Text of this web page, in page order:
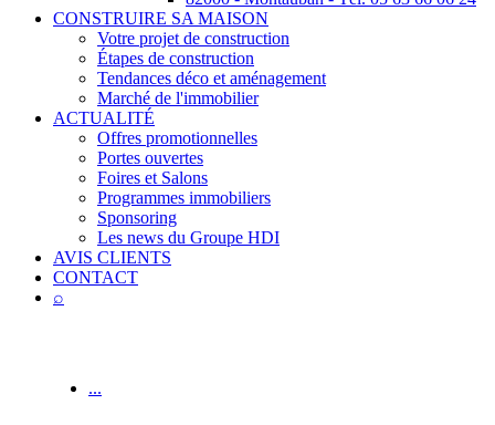
CONSTRUIRE SA MAISON
Votre projet de construction
Étapes de construction
Tendances déco et aménagement
Marché de l'immobilier
ACTUALITÉ
Offres promotionnelles
Portes ouvertes
Foires et Salons
Programmes immobiliers
Sponsoring
Les news du Groupe HDI
AVIS CLIENTS
CONTACT
⌕
...